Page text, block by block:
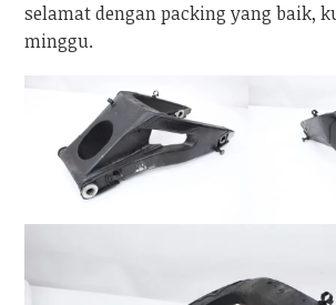
selamat dengan packing yang baik,
minggu.